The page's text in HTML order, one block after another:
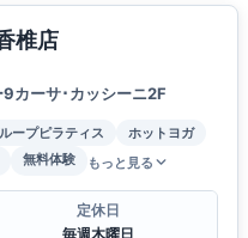
椎店
カーサ･カッシーニ2F
ープピラティス
ホットヨガ
無料体験 もっと見る
定休日
毎週木曜日